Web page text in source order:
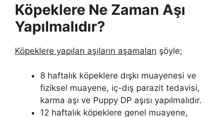
Köpeklere Ne Zaman Aşı
Yapılmalıdır?
Köpeklere yapılan aşıların aşamaları şöyle;
8 haftalık köpeklere dışkı muayenesi ve
fiziksel muayene, iç-dış parazit tedavisi,
karma aşı ve Puppy DP aşısı yapılmalıdır.
12 haftalık köpeklere genel muayene,